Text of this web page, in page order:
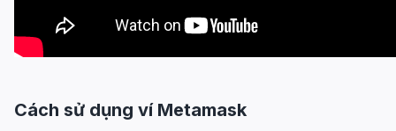
Cách sử dụng ví Metamask